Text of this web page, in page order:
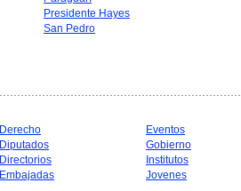
Presidente Hayes
San Pedro
Derecho
Diputados
Directorios
Embajadas
Eventos
Gobierno
Institutos
Jovenes